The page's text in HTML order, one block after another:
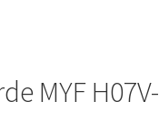
MYF H07V-